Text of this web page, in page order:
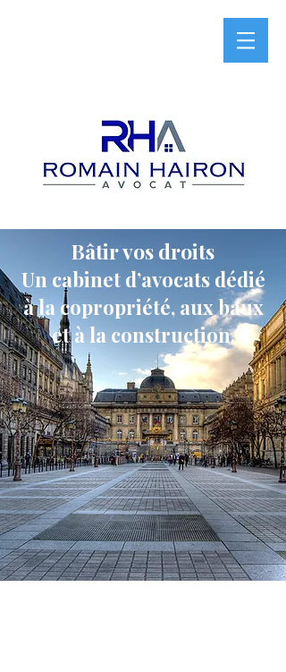
Bâtir vos droits
Un cabinet d’avocats dédié
à la copropriété, aux baux
et à la construction.